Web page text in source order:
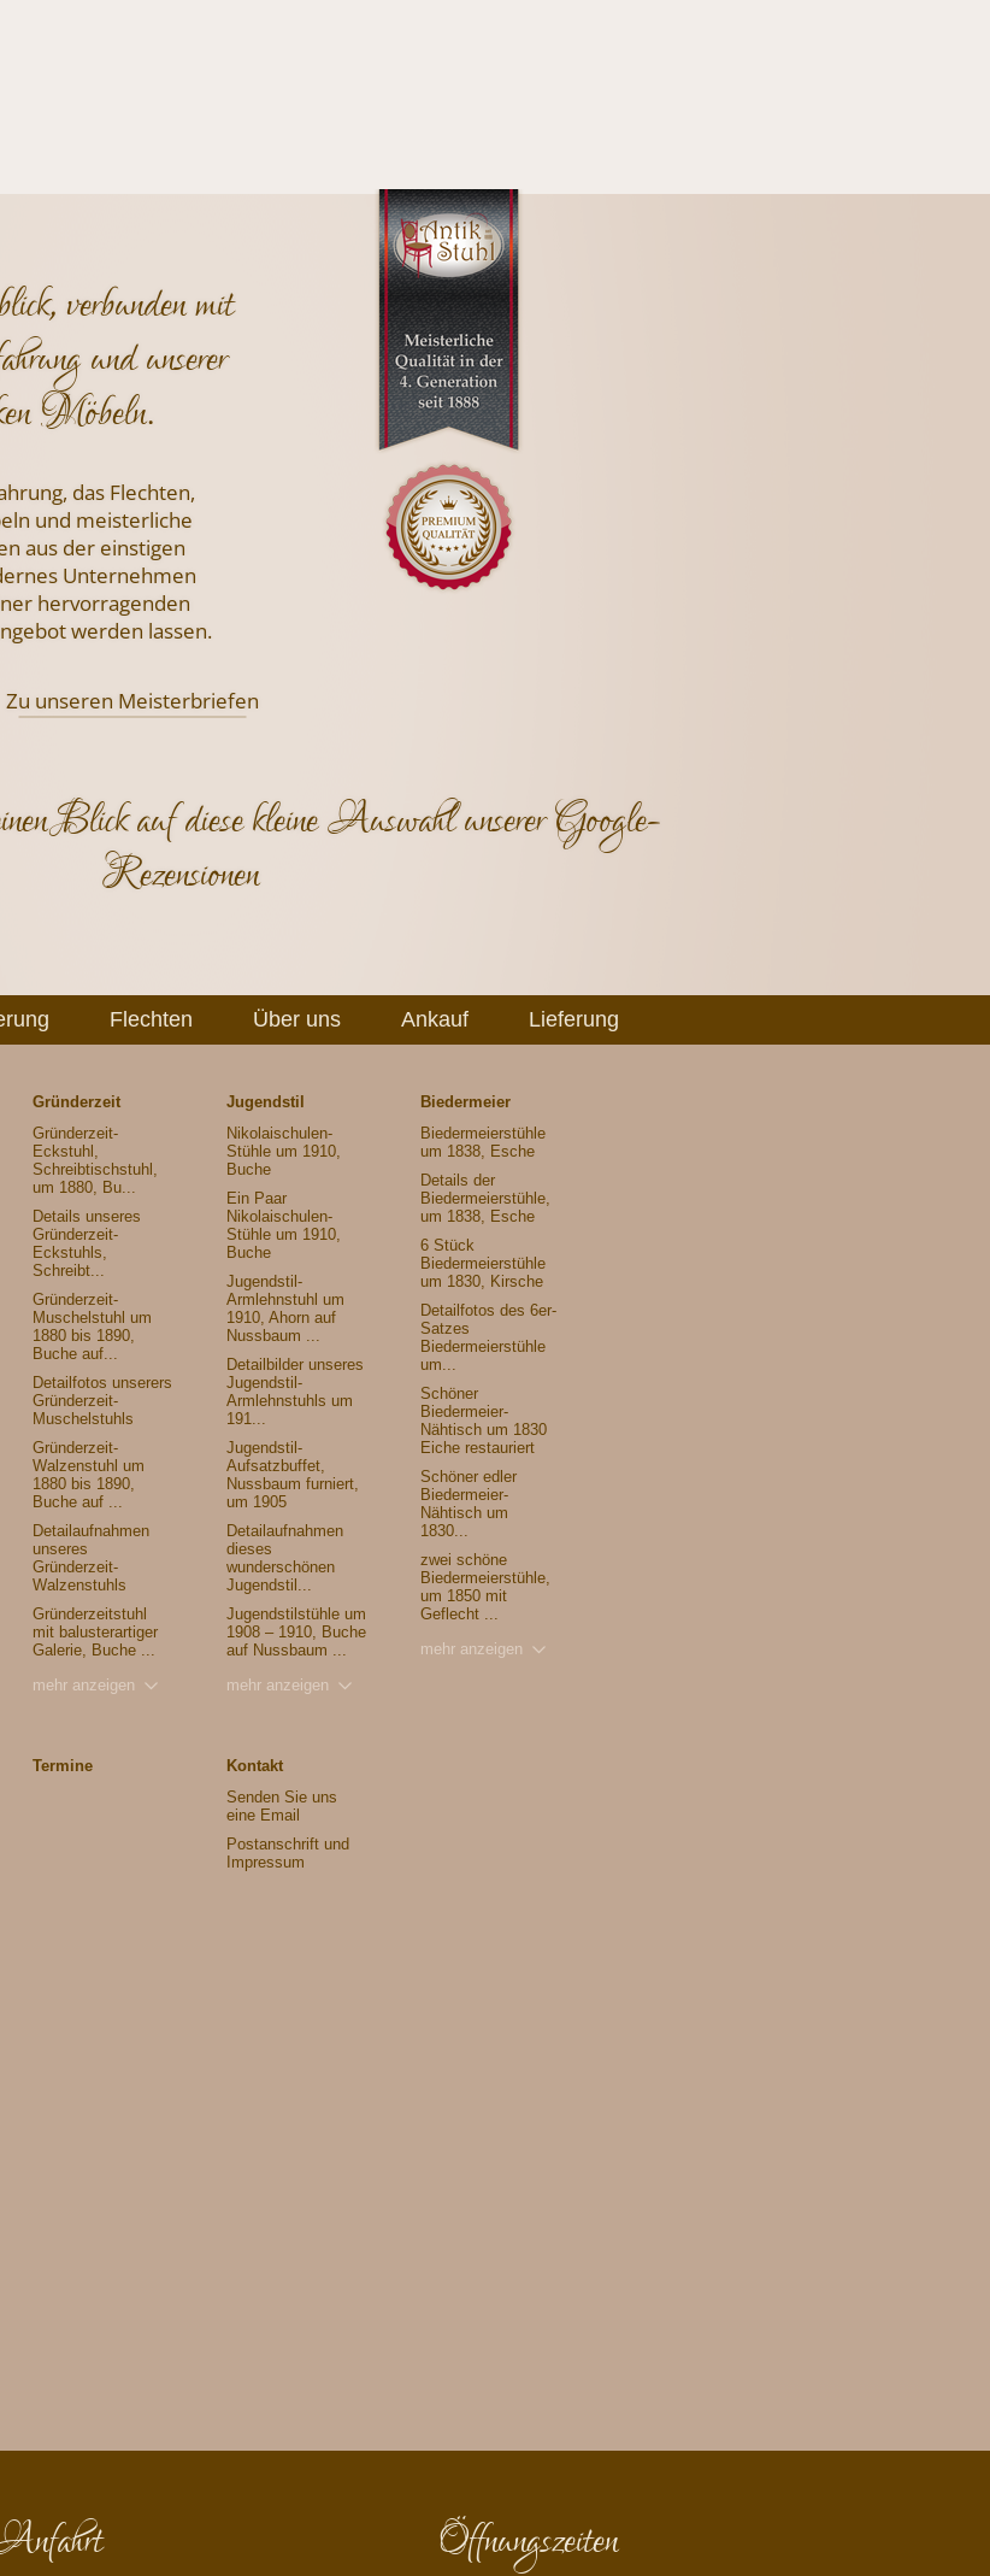
verbunden mit
und unserer
Möbeln.
das Flechten,
und meisterliche
aus der einstigen
Unternehmen
hervorragenden
werden lassen.
Zu unseren Meisterbriefen
Blick auf diese kleine Auswahl unserer Google-
Rezensionen
Flechten Über uns Ankauf Lieferung
Gründerzeit
Gründerzeit-
Eckstuhl,
Schreibtischstuhl,
um 1880, Bu...
Details unseres
Gründerzeit-
Eckstuhls,
Schreibt...
Gründerzeit-
Muschelstuhl um
1880 bis 1890,
Buche auf...
Detailfotos unserers
Gründerzeit-
Muschelstuhls
Gründerzeit-
Walzenstuhl um
1880 bis 1890,
Buche auf ...
Detailaufnahmen
unseres
Gründerzeit-
Walzenstuhls
Gründerzeitstuhl
mit balusterartiger
Galerie, Buche ...
mehr anzeigen
Jugendstil
Nikolaischulen-
Stühle um 1910,
Buche
Ein Paar
Nikolaischulen-
Stühle um 1910,
Buche
Jugendstil-
Armlehnstuhl um
1910, Ahorn auf
Nussbaum ...
Detailbilder unseres
Jugendstil-
Armlehnstuhls um
191...
Jugendstil-
Aufsatzbuffet,
Nussbaum furniert,
um 1905
Detailaufnahmen
dieses
wunderschönen
Jugendstil...
Jugendstilstühle um
1908 – 1910, Buche
auf Nussbaum ...
mehr anzeigen
Biedermeier
Biedermeierstühle
um 1838, Esche
Details der
Biedermeierstühle,
um 1838, Esche
6 Stück
Biedermeierstühle
um 1830, Kirsche
Detailfotos des 6er-
Satzes
Biedermeierstühle
um...
Schöner
Biedermeier-
Nähtisch um 1830
Eiche restauriert
Schöner edler
Biedermeier-
Nähtisch um
1830...
zwei schöne
Biedermeierstühle,
um 1850 mit
Geflecht ...
mehr anzeigen
Termine
Kontakt
Senden Sie uns
eine Email
Postanschrift und
Impressum
Öffnungszeiten